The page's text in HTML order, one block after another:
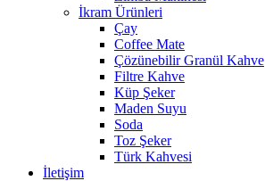
İkram Ürünleri
Çay
Coffee Mate
Çözünebilir Granül Kahve
Filtre Kahve
Küp Şeker
Maden Suyu
Soda
Toz Şeker
Türk Kahvesi
İletişim